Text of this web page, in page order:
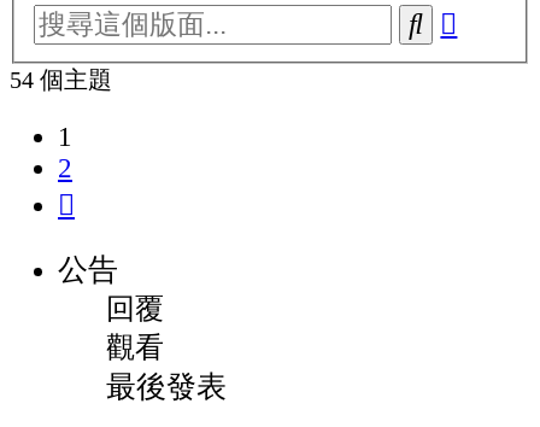
搜
尋階
54 個主題
1
2
頁
公告
回覆
觀看
最後發表